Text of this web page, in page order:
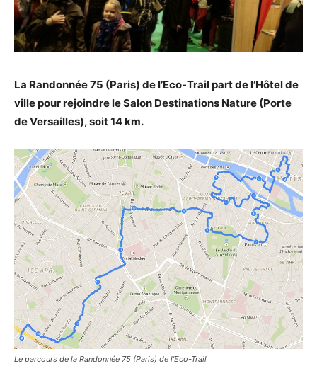
La Randonnée 75 (Paris) de l’Eco-Trail part de l’Hôtel de
ville pour rejoindre le Salon Destinations Nature (Porte
de Versailles), soit 14 km.
Le parcours de la Randonnée 75 (Paris) de l’Eco-Trail